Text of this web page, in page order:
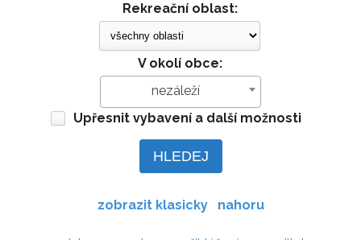
Rekreační oblast:
V okolí obce:
nezáleží
Upřesnit vybavení a další možnosti
zobrazit klasicky nahoru